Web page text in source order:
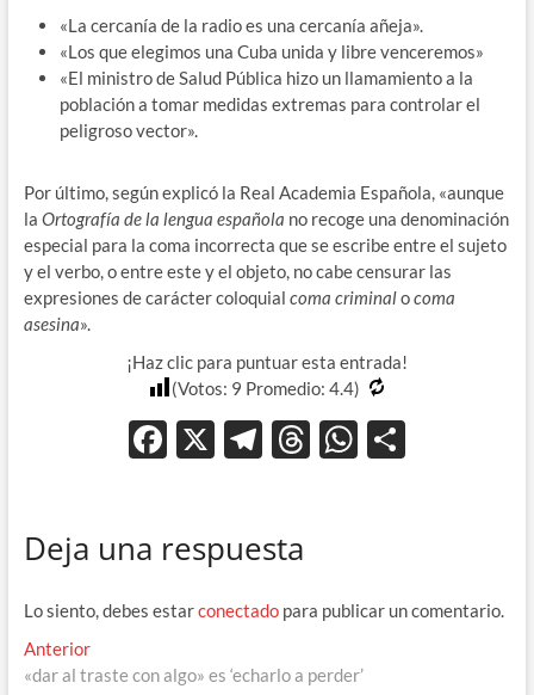
«La cercanía de la radio es una cercanía añeja».
«Los que elegimos una Cuba unida y libre venceremos»
«El ministro de Salud Pública hizo un llamamiento a la
población a tomar medidas extremas para controlar el
peligroso vector».
Por último, según explicó la Real Academia Española, «aunque
la Ortografía de la lengua española no recoge una denominación
especial para la coma incorrecta que se escribe entre el sujeto
y el verbo, o entre este y el objeto, no cabe censurar las
expresiones de carácter coloquial coma criminalocoma
asesina».
¡Haz clic para puntuar esta entrada!
(Votos: 9 Promedio: 4.4)
F
b
o
k
X T
gr
m
T
ds
W
p
ti
Deja una respuesta
Lo siento, debes estarconectadopara publicar un comentario.
Navegación
AnteriorEntrada
anterior:
«dar al traste con algo» es ‘echarlo a perder’